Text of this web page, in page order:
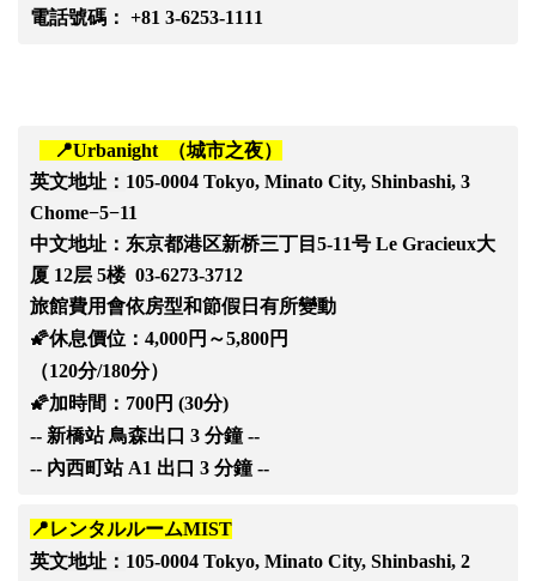
電話號碼： +81 3-6253-1111
📍Urbanight （城市之夜）
英文地址： 105-0004 Tokyo, Minato City, Shinbashi, 3
Chome−5−11
中文地址： 东京都港区新桥三丁目5-11号 Le Gracieux大
厦 12层 5楼 03-6273-3712
旅館費用會依房型和節假日有所變動
🌠休息價位：4,000円～5,800円
（120分/180分）
🌠加時間：700円 (30分)
-- 新橋站 鳥森出口 3 分鐘 --
-- 內西町站 A1 出口 3 分鐘 --
📍レンタルルームMIST
英文地址： 105-0004 Tokyo, Minato City, Shinbashi, 2